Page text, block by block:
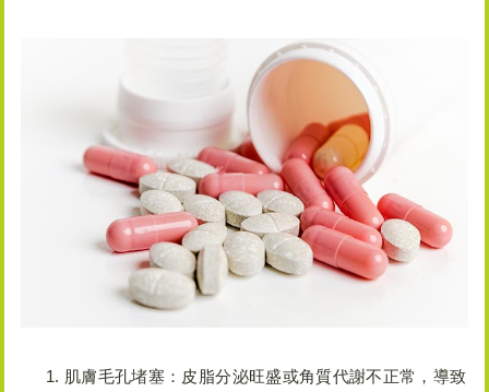
肌膚毛孔堵塞：皮脂分泌旺盛或角質代謝不正常，導致